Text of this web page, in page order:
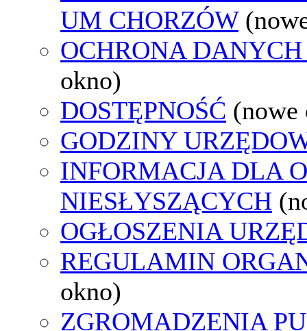
UM CHORZÓW
OCHRONA
okno)
DOSTĘPNOŚĆ (nowe
GODZINY
INFORMACJA DLA
NIESŁYSZĄCYCH
OGŁOSZENIA
REGULAMIN
okno)
ZGROMADZENIA